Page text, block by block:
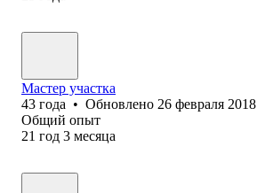
Мастер участка
43 года • Обновлено 26 февраля 2018
Общий опыт
21 год 3 месяца